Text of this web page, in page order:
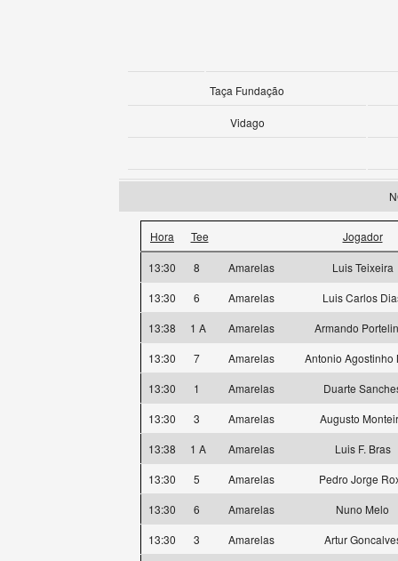
Taça Fundação
Vidago
Hora Tee Jogador
13:30 8 Amarelas
Luis Teixeira
13:30
6 Amarelas
Luis Carlos
13:38
1 A Amarelas
Armando
13:30
7 Amarelas
Antonio Agostinho
13:30
1 Amarelas
Duarte
13:30
3 Amarelas
Augusto
13:38
1 A Amarelas
Luis F. Bras
13:30
5 Amarelas
Pedro Jorge
13:30
6 Amarelas
Nuno Melo
13:30
3 Amarelas
Artur